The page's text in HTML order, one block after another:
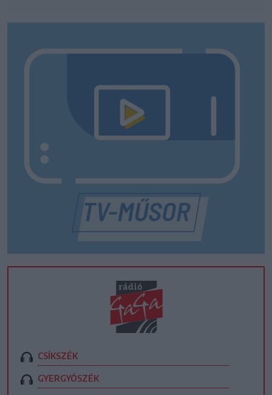
CSÍKSZÉK
GYERGYÓSZÉK